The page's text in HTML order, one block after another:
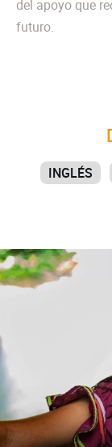
del apoyo que
futuro.
INGLÉS